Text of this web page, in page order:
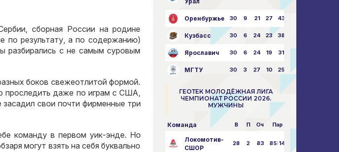
сборная России на родине
по результату, а по содержанию)
с не самым суровым
боков свежеотлитой формой.
проследить даже по играм с США,
свои почти фирменные три
команду в первом уик-энде. Но
могут взять на себя буквально
Оренбуржье 30 9 21 27 43:73
Кузбасс 30 6 24 23 38:76
Ярославич 30 6 24 19 31:80
МГТУ 30 3 27 10 25:87
ГЕОТЕК МОЛОДЁЖНАЯ ЛИГА
ЧЕМПИОНАТ РОССИИ 2026.
МУЖЧИНЫ
Команда В П Оч Пар
Локомотив-
СШОР
28 2 83 85:14